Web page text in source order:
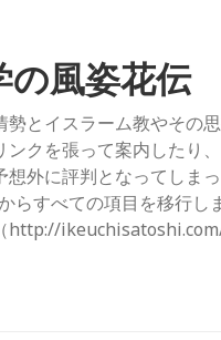
の風姿花伝
とイスラーム教やその
クを張って案内したり
外に評判となってしま
らすべての項目を移行し
http://